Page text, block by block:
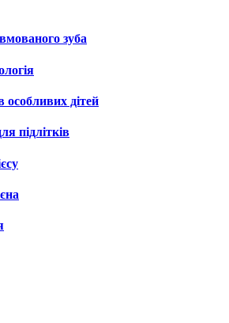
зуба
особливих дітей
підлітків